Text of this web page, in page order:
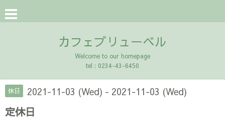
カフェブリューベル
Welcome to our homepage
tel : 0234-43-6450
休日 2021-11-03 (Wed) - 2021-11-03 (Wed)
定休日